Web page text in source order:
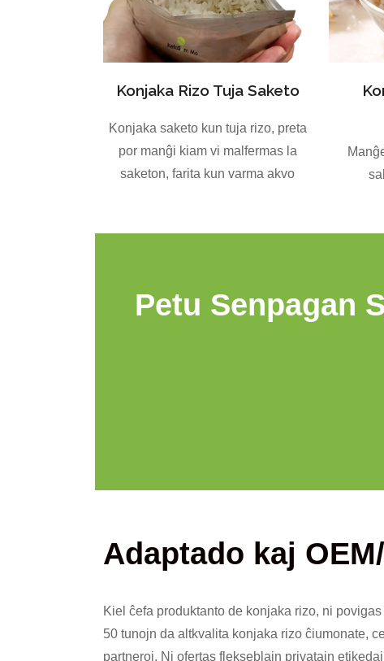
Konjaka Rizo Tuja Saketo
Konjaka saketo kun tuja rizo, preta
por manĝi kiam vi malfermas la
saketon, farita kun varma akvo
Petu Senpagan
Adaptado kaj
Kiel ĉefa produktanto de konjaka rizo, ni
50 tunojn da altkvalita konjaka rizo ĉiumonate,
partneroj. Ni ofertas flekseblajn privatajn